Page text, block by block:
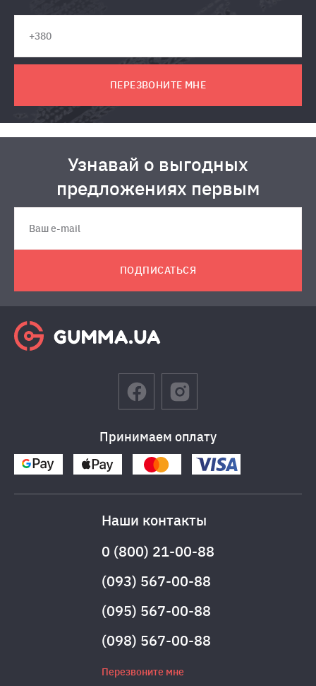
ПЕРЕЗВОНИТЕ МНЕ
Узнавай о выгодных
предложениях первым
ПОДПИСАТЬСЯ
Принимаем оплату
Наши контакты
0 (800) 21-00-88
(093) 567-00-88
(095) 567-00-88
(098) 567-00-88
Перезвоните мне